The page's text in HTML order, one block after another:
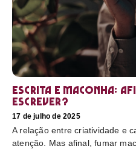
Escrita e maconha:
escrever?
17 de julho de 2025
A relação entre criatividade e
atenção. Mas afinal, fumar